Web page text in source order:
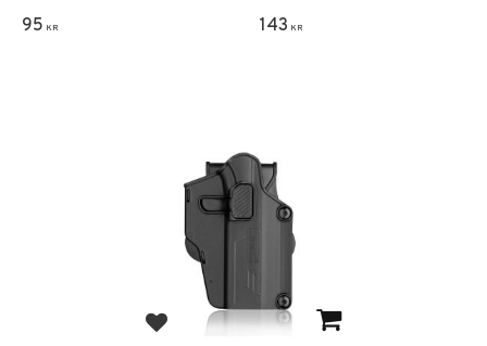
95 KR 143 KR
Add to favorites